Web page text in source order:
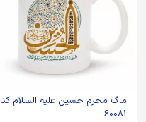
ماگ محرم حسین علیه السلام کد
60081